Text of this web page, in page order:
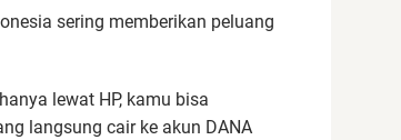
sering memberikan peluang
lewat HP, kamu bisa
langsung cair ke akun DANA